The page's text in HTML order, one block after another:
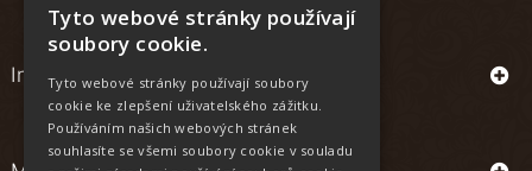
Informace
Tyto webové stránky používají
soubory cookie.
Tyto webové stránky používají soubory
cookie ke zlepšení uživatelského zážitku.
Používáním našich webových stránek
souhlasíte se všemi soubory cookie v souladu